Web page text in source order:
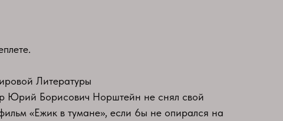
Литературы
Юрий Борисович Норштейн не снял свой
«Ежик в тумане», если 6ы не опирался на